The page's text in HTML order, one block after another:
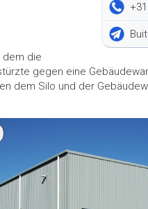
dem die
gegen eine
dem Silo und der